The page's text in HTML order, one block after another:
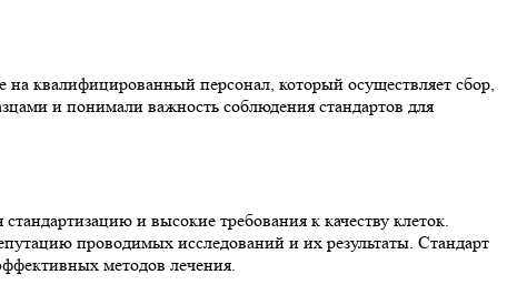
квалифицированный персонал, который осуществляет сбор,
и понимали важность соблюдения стандартов для
и высокие требования к качеству клеток.
проводимых исследований и их результаты. Стандарт
методов лечения.